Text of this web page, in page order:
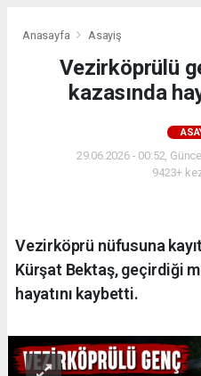
Anasayfa Asayiş
Vezirköprülü
kazasında
29.06.2026 - 00:52,
9423+
Vezirköprü nüfusuna
Kürşat Bektaş, geçirdiği
hayatını kaybetti.